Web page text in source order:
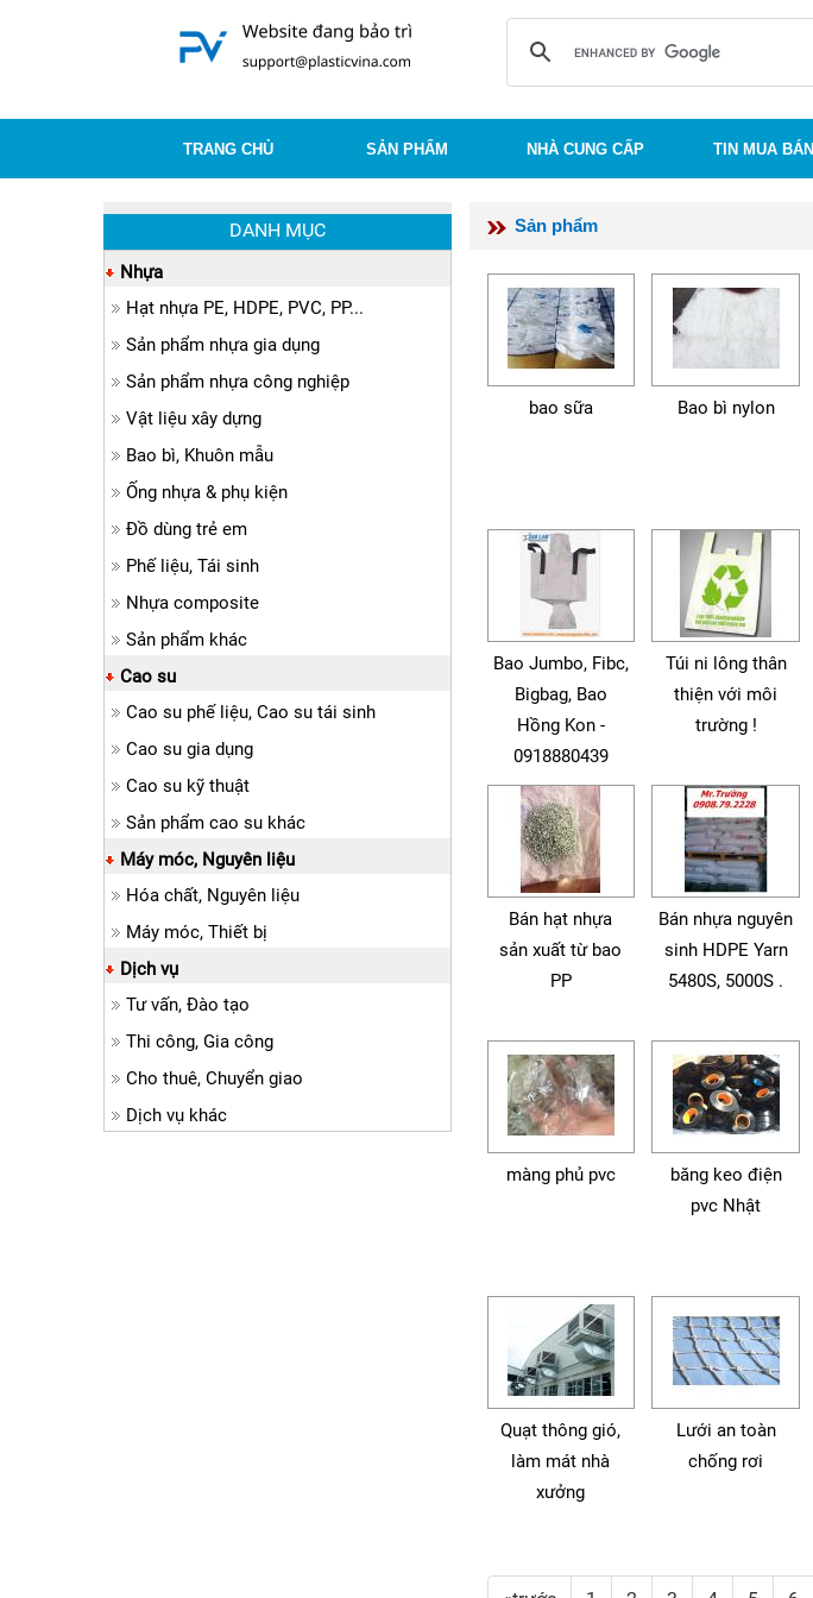
TRANG CHỦ SẢN PHẨM NHÀ CUNG CẤP TIN MUA BÁN
Sản phẩm
bao sữa Bao bì nylon
Bao Jumbo, Fibc,
Bigbag, Bao
Hồng Kon -
0918880439
Túi ni lông thân
thiện với môi
trường !
Bán hạt nhựa
sản xuất từ bao
PP
Bán nhựa nguyên
sinh HDPE Yarn
5480S, 5000S .
màng phủ pvc
băng keo điện
pvc Nhật
Quạt thông gió,
làm mát nhà
xưởng
Lưới an toàn
chống rơi
DANH MỤC
Nhựa
Hạt nhựa PE, HDPE, PVC, PP...
Sản phẩm nhựa gia dụng
Sản phẩm nhựa công nghiệp
Vật liệu xây dựng
Bao bì, Khuôn mẫu
Ống nhựa & phụ kiện
Đồ dùng trẻ em
Phế liệu, Tái sinh
Nhựa composite
Sản phẩm khác
Cao su
Cao su phế liệu, Cao su tái sinh
Cao su gia dụng
Cao su kỹ thuật
Sản phẩm cao su khác
Máy móc, Nguyên liệu
Hóa chất, Nguyên liệu
Máy móc, Thiết bị
Dịch vụ
Tư vấn, Đào tạo
Thi công, Gia công
Cho thuê, Chuyển giao
Dịch vụ khác